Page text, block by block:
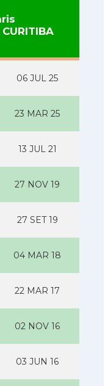
06 JUL 25
23 MAR 25
13 JUL 21
27 NOV 19
27 SET 19
04 MAR 18
22 MAR 17
02 NOV 16
03 JUN 16